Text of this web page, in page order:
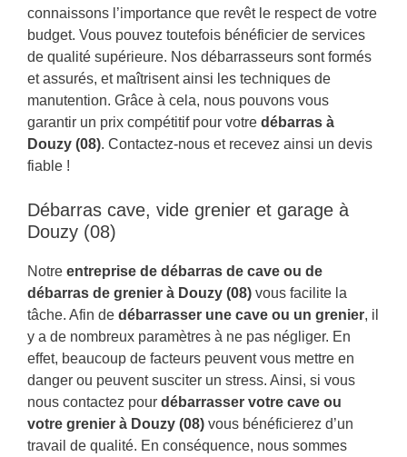
connaissons l’importance que revêt le respect de votre
budget. Vous pouvez toutefois bénéficier de services
de qualité supérieure. Nos débarrasseurs sont formés
et assurés, et maîtrisent ainsi les techniques de
manutention. Grâce à cela, nous pouvons vous
garantir un prix compétitif pour votre débarras à
Douzy (08). Contactez-nous et recevez ainsi un devis
fiable !
Débarras cave, vide grenier et garage à
Douzy (08)
Notre entreprise de débarras de cave ou de
débarras de grenier à Douzy (08) vous facilite la
tâche. Afin de débarrasser une cave ou un grenier, il
y a de nombreux paramètres à ne pas négliger. En
effet, beaucoup de facteurs peuvent vous mettre en
danger ou peuvent susciter un stress. Ainsi, si vous
nous contactez pour débarrasser votre cave ou
votre grenier à Douzy (08) vous bénéficierez d’un
travail de qualité. En conséquence, nous sommes